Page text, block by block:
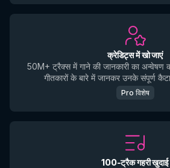
क्रेडिट्स में खो जाएं
50M+ ट्रैक्स में गाने की जानकारी का अन्वेषण
गीतकारों के बारे में जानकर उनके संपूर्ण
Pro विशेष
100-ट्रैक गहरी खुदाई